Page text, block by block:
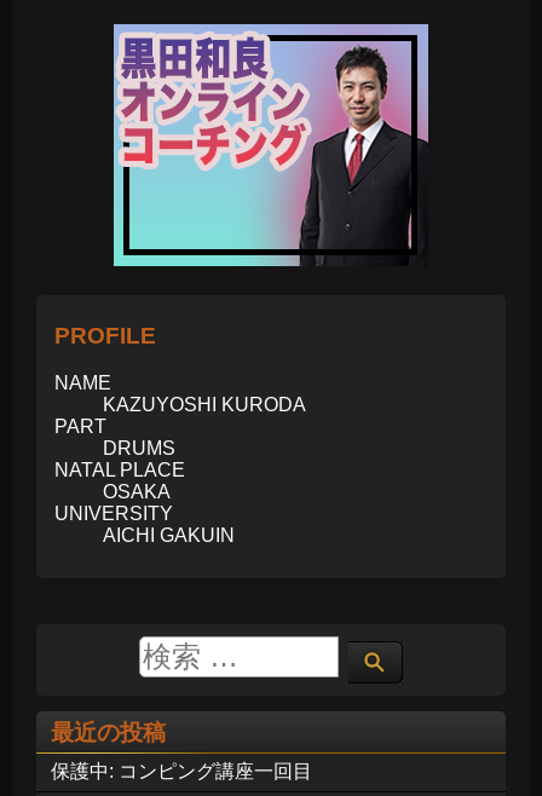
PROFILE
NAME
KAZUYOSHI KURODA
PART
DRUMS
NATAL PLACE
OSAKA
UNIVERSITY
AICHI GAKUIN
最近の投稿
保護中: コンピング講座一回目